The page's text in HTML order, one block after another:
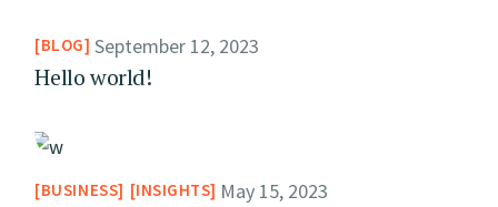
BLOG September 12, 2023
Hello world!
BUSINESS INSIGHTS May 15, 2023